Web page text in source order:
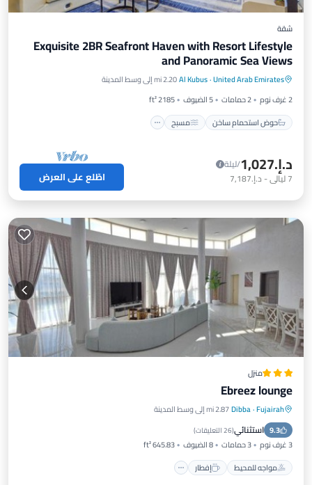
شقة
Exquisite 2BR Seafront Haven with Resort Lifestyle
and Panoramic Sea Views
United Arab Emirates
·
Al Kubus2.20 mi إلى وسط المدينة
2 غرف نوم
2 حمامات 5 الضيوف
2185 ft²
حوض استحمام ساخن
مسبح
حوض استحمام ساخن
مطبخ
د.إ.‏1,027
/ليلة
7ليالي- د.إ.‏7,187 اطّلع على العرض
منزل
Ebreez lounge
Fujairah
·
Dibba2.87 mi إلى وسط المدينة
9.3 استثنائي(26 التعليقات )
3 غرف نوم 3 حمامات 8 الضيوف
645.83 ft²
مواجه للمحيط
إفطار
مواجه للمحيط إفطار
مسبح